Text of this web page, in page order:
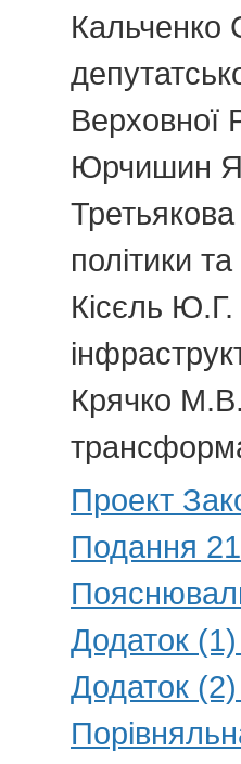
Кальченко
Верховної
Юрчишин
політики
Кісєль Ю.Г.
Крячко
Проект
Подання
Додаток
Додаток